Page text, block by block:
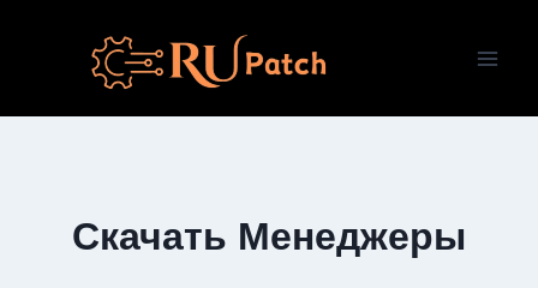
содержимому
Скачать Менеджеры